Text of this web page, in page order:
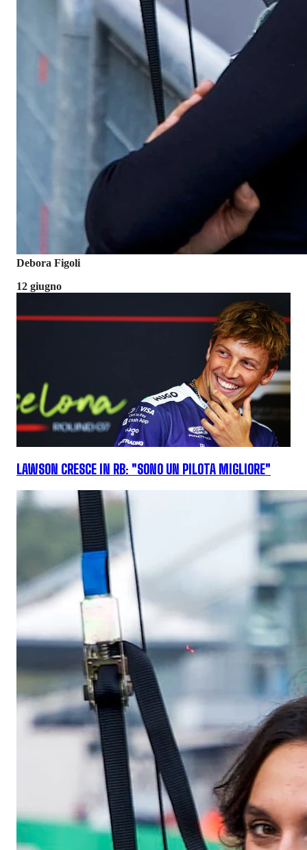
Debora Figoli
12 giugno
LAWSON CRESCE IN RB: "SONO UN PILOTA MIGLIORE"